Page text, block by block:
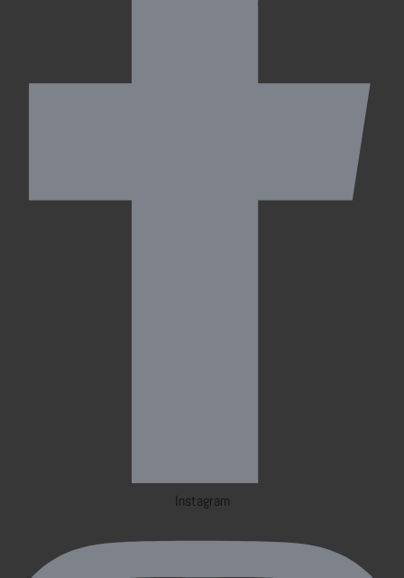
Instagram